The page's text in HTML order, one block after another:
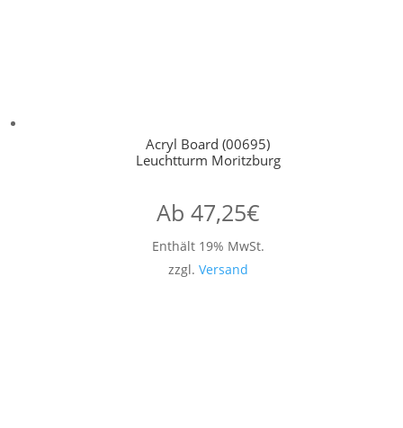
Acryl Board (00695)
Leuchtturm Moritzburg
Ab 47,25€
Enthält 19% MwSt.
zzgl. Versand